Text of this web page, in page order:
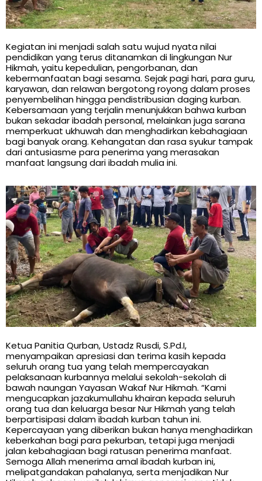
Kegiatan ini menjadi salah satu wujud nyata nilai
pendidikan yang terus ditanamkan di lingkungan Nur
Hikmah, yaitu kepedulian, pengorbanan, dan
kebermanfaatan bagi sesama. Sejak pagi hari, para guru,
karyawan, dan relawan bergotong royong dalam proses
penyembelihan hingga pendistribusian daging kurban.
Kebersamaan yang terjalin menunjukkan bahwa kurban
bukan sekadar ibadah personal, melainkan juga sarana
memperkuat ukhuwah dan menghadirkan kebahagiaan
bagi banyak orang. Kehangatan dan rasa syukur tampak
dari antusiasme para penerima yang merasakan
manfaat langsung dari ibadah mulia ini.
Ketua Panitia Qurban, Ustadz Rusdi, S.Pd.I,
menyampaikan apresiasi dan terima kasih kepada
seluruh orang tua yang telah mempercayakan
pelaksanaan kurbannya melalui sekolah-sekolah di
bawah naungan Yayasan Wakaf Nur Hikmah. “Kami
mengucapkan jazakumullahu khairan kepada seluruh
orang tua dan keluarga besar Nur Hikmah yang telah
berpartisipasi dalam ibadah kurban tahun ini.
Kepercayaan yang diberikan bukan hanya menghadirkan
keberkahan bagi para pekurban, tetapi juga menjadi
jalan kebahagiaan bagi ratusan penerima manfaat.
Semoga Allah menerima amal ibadah kurban ini,
melipatgandakan pahalanya, serta menjadikan Nur